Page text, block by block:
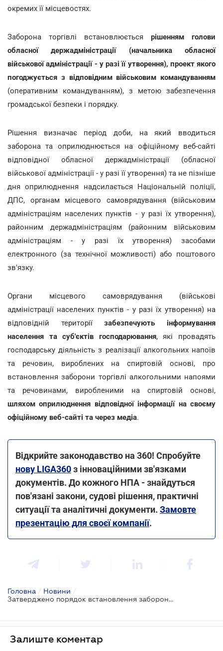
окремих її місцевостях.
Заборона торгівлі встановлюється рішенням голови
обласної держадміністрації (начальника обласної
військової адміністрації - у разі її утворення), проект якого
погоджується з відповідним військовим командуванням
(оперативним командуванням), з метою забезпечення
громадської безпеки і порядку.
Рішення визначає період доби, на який вводиться
заборона та оприлюднюється на офіційному веб-сайті
відповідної обласної держадміністрації (обласної
військової адміністрації - у разі її утворення) та не пізніше
дня оприлюднення надсилається Національній поліції,
ДПС, органам місцевого самоврядування (військовим
адміністраціям населених пунктів - у разі їх утворення),
районним держадміністраціям (районним військовим
адміністраціям - у разі їх утворення) засобами
електронного (за технічної можливості) або поштового
зв'язку.
Органи місцевого самоврядування (військові
адміністрації населених пунктів - у разі їх утворення) на
відповідній територіїзабезпечують інформування
населення та суб'єктів господарювання, які провадять
господарську діяльність з реалізації алкогольних напоїв
та речовин, вироблених на спиртовій основі, про
встановлення заборони торгівлі алкогольними напоями
та речовинами, виробленими на спиртовій основі,
шляхом оприлюднення відповідної інформації на своєму
офіційному веб-сайті та через медіа.
Відкрийте законодавство на 360! Спробуйте
нову LIGA360з інноваційними зв'язками
документів. До кожного НПА - знайдуться
пов'язані закони, судові рішення, практичні
ситуації та аналітичні документи. Замовте
презентацію для своєї компанії.
Головна / Новини /
Затверджено порядок встановлення заборони торгівлі алкогольними напоями у визначений період доби під час воєнного стану
Залиште коментар